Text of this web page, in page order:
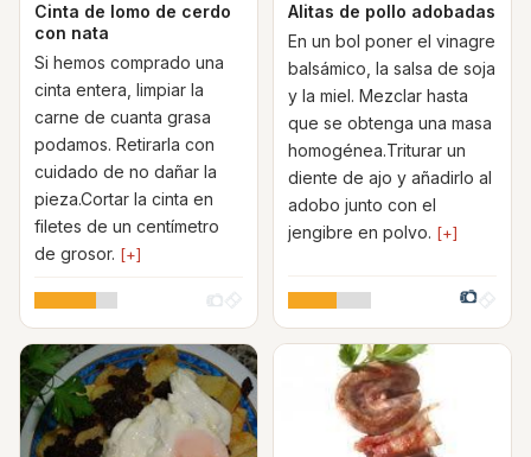
Cinta de lomo de cerdo
con nata
Si hemos comprado una
cinta entera, limpiar la
carne de cuanta grasa
podamos. Retirarla con
cuidado de no dañar la
pieza.Cortar la cinta en
filetes de un centímetro
de grosor. [+]
Alitas de pollo adobadas
En un bol poner el vinagre
balsámico, la salsa de soja
y la miel. Mezclar hasta
que se obtenga una masa
homogénea.Triturar un
diente de ajo y añadirlo al
adobo junto con el
jengibre en polvo. [+]